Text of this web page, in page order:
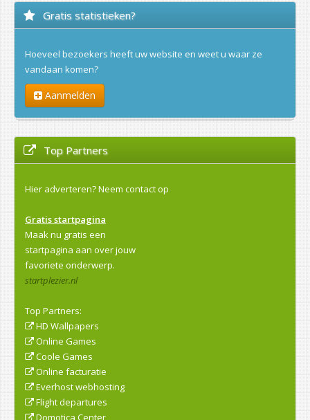
Gratis statistieken?
Hoeveel bezoekers heeft uw website en weet u waar ze
vandaan komen?
Aanmelden
Top Partners
Hier adverteren?Neem contact op
Gratis startpagina
Maak nu gratis een
startpagina aan over jouw
favoriete onderwerp.
startplezier.nl
Top Partners:
HD Wallpapers
Online Games
Coole Games
Online facturatie
Everhost webhosting
Flight departures
Domotica Center